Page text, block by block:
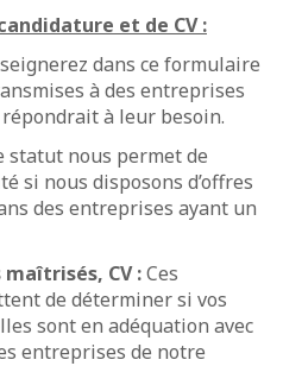
et de CV :
dans ce formulaire
à des entreprises
à leur besoin.
statut nous permet de
si nous disposons d’offres
des entreprises ayant un
CV :Ces
de déterminer si vos
sont en adéquation avec
entreprises de notre